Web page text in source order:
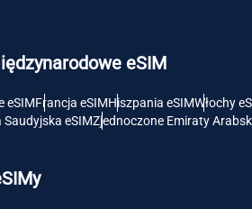
eSIM
eSIMFrancja eSIMHiszpania eSIMWłochy
Saudyjska eSIMZjednoczone Emiraty